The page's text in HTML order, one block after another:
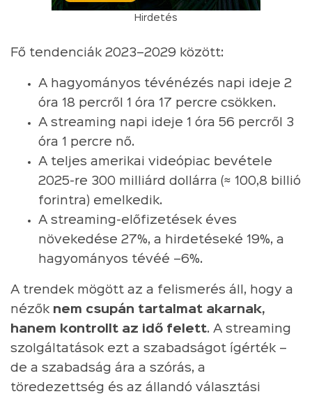
Hirdetés
Fő tendenciák 2023–2029 között:
A hagyományos tévénézés napi ideje 2
óra 18 percről 1 óra 17 percre csökken.
A streaming napi ideje 1 óra 56 percről 3
óra 1 percre nő.
A teljes amerikai videópiac bevétele
2025-re 300 milliárd dollárra (≈ 100,8 billió
forintra) emelkedik.
A streaming-előfizetések éves
növekedése 27%, a hirdetéseké 19%, a
hagyományos tévéé –6%.
A trendek mögött az a felismerés áll, hogy a
nézők nem csupán tartalmat akarnak,
hanem kontrollt az idő felett. A streaming
szolgáltatások ezt a szabadságot ígérték –
de a szabadság ára a szórás, a
töredezettség és az állandó választási